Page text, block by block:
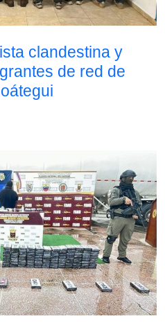
clandestina y
de red de